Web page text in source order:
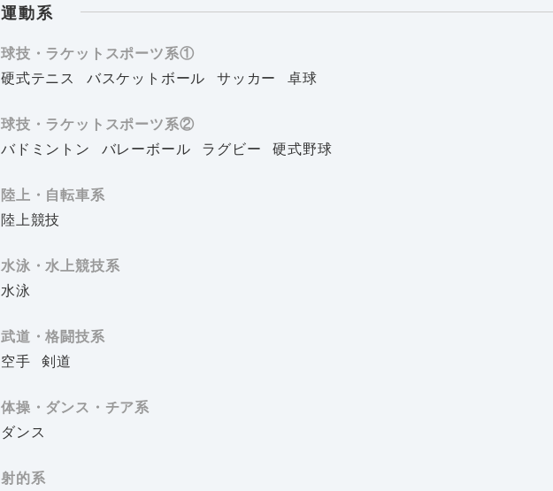
運動系
球技・ラケットスポーツ系①
硬式テニス
バスケットボール サッカー 卓球
球技・ラケットスポーツ系②
バドミントン
バレーボール ラグビー 硬式野球
陸上・自転車系
陸上競技
水泳・水上競技系
水泳
武道・格闘技系
空手 剣道
体操・ダンス・チア系
ダンス
射的系